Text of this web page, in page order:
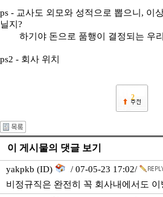
ps - 교사도 외모와 성적으로 뽑으니, 이
닐지?
하기야 돈으로 품행이 결정되는 우리
ps2 - 회사 위치
2
이 게시물의 댓글 보기
yakpkb (ID)
/ 07-05-23 17:02/
비정규직은 완전히 꼭 회사내에서도